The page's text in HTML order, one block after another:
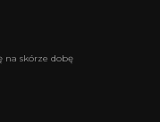
na skórze dobę